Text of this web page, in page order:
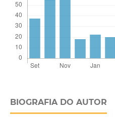
BIOGRAFIA DO AUTOR